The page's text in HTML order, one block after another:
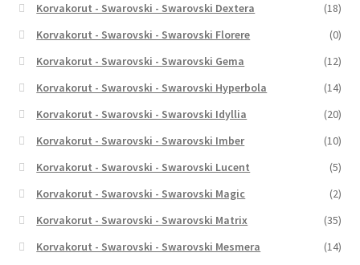
Korvakorut - Swarovski - Swarovski Dextera
(18)
Korvakorut - Swarovski - Swarovski Florere
(0)
Korvakorut - Swarovski - Swarovski Gema
(12)
Korvakorut - Swarovski - Swarovski Hyperbola
(14)
Korvakorut - Swarovski - Swarovski Idyllia
(20)
Korvakorut - Swarovski - Swarovski Imber
(10)
Korvakorut - Swarovski - Swarovski Lucent
(5)
Korvakorut - Swarovski - Swarovski Magic
(2)
Korvakorut - Swarovski - Swarovski Matrix
(35)
Korvakorut - Swarovski - Swarovski Mesmera
(14)